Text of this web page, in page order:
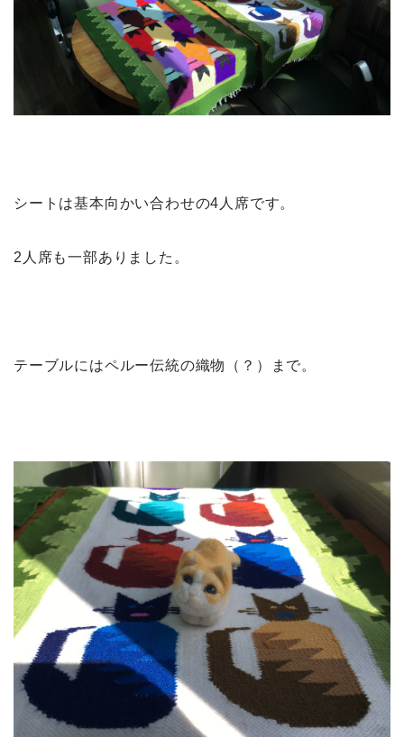
シートは基本向かい合わせの4人席です。
2人席も一部ありました。
テーブルにはペルー伝統の織物（？）まで。